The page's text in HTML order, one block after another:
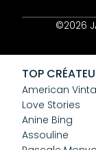
Contact
CGV
Cookies
©2026
TOP
American
Love Stories
Anine Bing
Assouline